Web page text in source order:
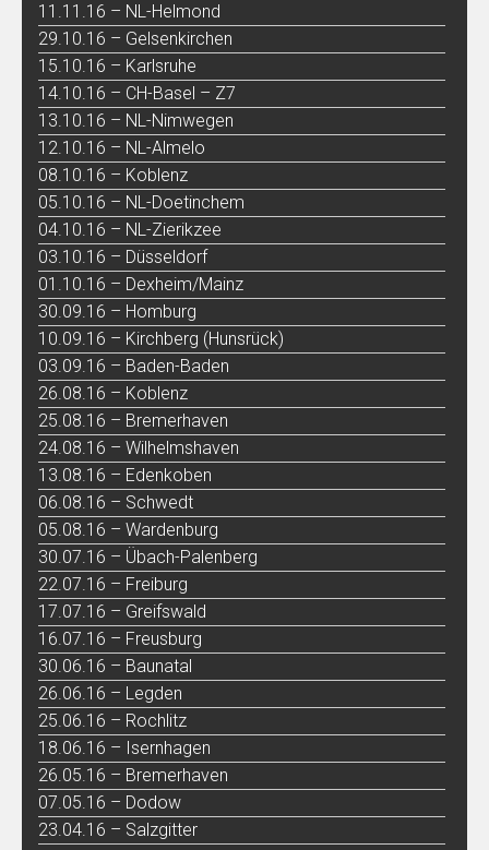
11.11.16 – NL-Helmond
29.10.16 – Gelsenkirchen
15.10.16 – Karlsruhe
14.10.16 – CH-Basel – Z7
13.10.16 – NL-Nimwegen
12.10.16 – NL-Almelo
08.10.16 – Koblenz
05.10.16 – NL-Doetinchem
04.10.16 – NL-Zierikzee
03.10.16 – Düsseldorf
01.10.16 – Dexheim/Mainz
30.09.16 – Homburg
10.09.16 – Kirchberg (Hunsrück)
03.09.16 – Baden-Baden
26.08.16 – Koblenz
25.08.16 – Bremerhaven
24.08.16 – Wilhelmshaven
13.08.16 – Edenkoben
06.08.16 – Schwedt
05.08.16 – Wardenburg
30.07.16 – Übach-Palenberg
22.07.16 – Freiburg
17.07.16 – Greifswald
16.07.16 – Freusburg
30.06.16 – Baunatal
26.06.16 – Legden
25.06.16 – Rochlitz
18.06.16 – Isernhagen
26.05.16 – Bremerhaven
07.05.16 – Dodow
23.04.16 – Salzgitter